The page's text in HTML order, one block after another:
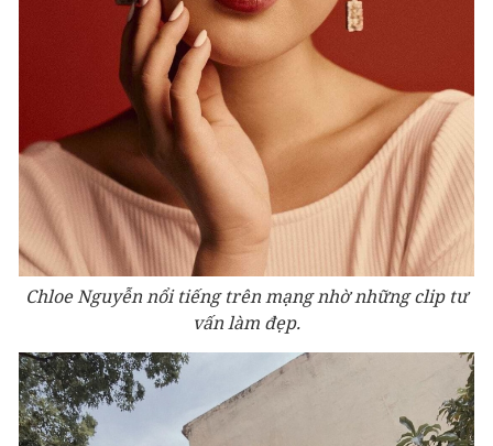
Chloe Nguyễn nổi tiếng trên mạng nhờ những clip tư
vấn làm đẹp.